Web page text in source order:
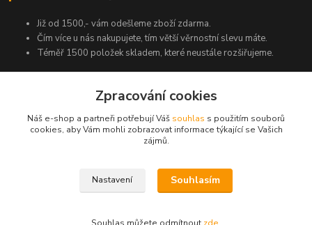
Již od 1500,- vám odešleme zboží zdarma.
Čím více u nás nakupujete, tím větší věrnostní slevu máte.
Téměř 1500 položek skladem, které neustále rozšiřujeme.
Kde nás najdete
Bítovany 94
Zpracování cookies
Náš e-shop a partneři potřebují Váš souhlas s použitím souborů
cookies, aby Vám mohli zobrazovat informace týkající se Vašich
zájmů.
Nastavení Souhlasím